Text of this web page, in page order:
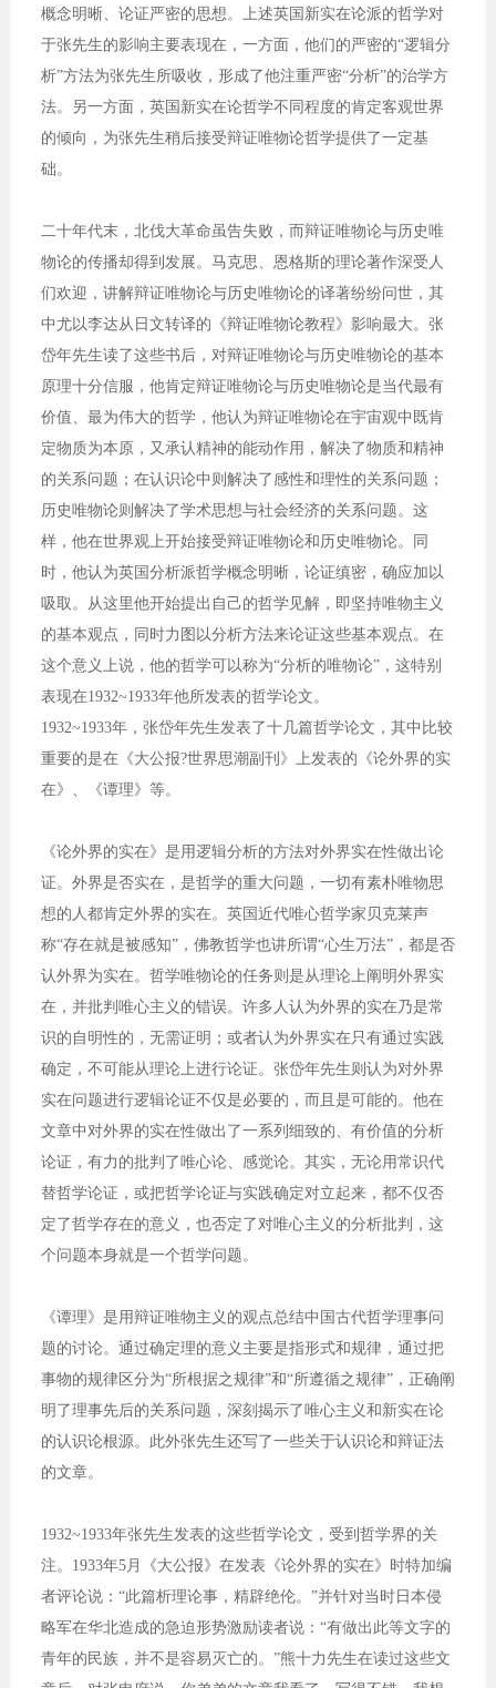
概念明晰、论证严密的思想。上述英国新实在论派的哲学对
于张先生的影响主要表现在，一方面，他们的严密的“逻辑分
析”方法为张先生所吸收，形成了他注重严密“分析”的治学方
法。另一方面，英国新实在论哲学不同程度的肯定客观世界
的倾向，为张先生稍后接受辩证唯物论哲学提供了一定基
础。
二十年代末，北伐大革命虽告失败，而辩证唯物论与历史唯
物论的传播却得到发展。马克思、恩格斯的理论著作深受人
们欢迎，讲解辩证唯物论与历史唯物论的译著纷纷问世，其
中尤以李达从日文转译的《辩证唯物论教程》影响最大。张
岱年先生读了这些书后，对辩证唯物论与历史唯物论的基本
原理十分信服，他肯定辩证唯物论与历史唯物论是当代最有
价值、最为伟大的哲学，他认为辩证唯物论在宇宙观中既肯
定物质为本原，又承认精神的能动作用，解决了物质和精神
的关系问题；在认识论中则解决了感性和理性的关系问题；
历史唯物论则解决了学术思想与社会经济的关系问题。这
样，他在世界观上开始接受辩证唯物论和历史唯物论。同
时，他认为英国分析派哲学概念明晰，论证缜密，确应加以
吸取。从这里他开始提出自己的哲学见解，即坚持唯物主义
的基本观点，同时力图以分析方法来论证这些基本观点。在
这个意义上说，他的哲学可以称为“分析的唯物论”，这特别
表现在1932~1933年他所发表的哲学论文。
1932~1933年，张岱年先生发表了十几篇哲学论文，其中比较
重要的是在《大公报?世界思潮副刊》上发表的《论外界的实
在》、《谭理》等。
《论外界的实在》是用逻辑分析的方法对外界实在性做出论
证。外界是否实在，是哲学的重大问题，一切有素朴唯物思
想的人都肯定外界的实在。英国近代唯心哲学家贝克莱声
称“存在就是被感知”，佛教哲学也讲所谓“心生万法”，都是否
认外界为实在。哲学唯物论的任务则是从理论上阐明外界实
在，并批判唯心主义的错误。许多人认为外界的实在乃是常
识的自明性的，无需证明；或者认为外界实在只有通过实践
确定，不可能从理论上进行论证。张岱年先生则认为对外界
实在问题进行逻辑论证不仅是必要的，而且是可能的。他在
文章中对外界的实在性做出了一系列细致的、有价值的分析
论证，有力的批判了唯心论、感觉论。其实，无论用常识代
替哲学论证，或把哲学论证与实践确定对立起来，都不仅否
定了哲学存在的意义，也否定了对唯心主义的分析批判，这
个问题本身就是一个哲学问题。
《谭理》是用辩证唯物主义的观点总结中国古代哲学理事问
题的讨论。通过确定理的意义主要是指形式和规律，通过把
事物的规律区分为“所根据之规律”和“所遵循之规律”，正确阐
明了理事先后的关系问题，深刻揭示了唯心主义和新实在论
的认识论根源。此外张先生还写了一些关于认识论和辩证法
的文章。
1932~1933年张先生发表的这些哲学论文，受到哲学界的关
注。1933年5月《大公报》在发表《论外界的实在》时特加编
者评论说：“此篇析理论事，精辟绝伦。”并针对当时日本侵
略军在华北造成的急迫形势激励读者说：“有做出此等文字的
青年的民族，并不是容易灭亡的。”熊十力先生在读过这些文